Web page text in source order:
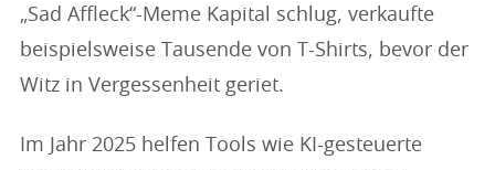
„Sad Affleck“-Meme Kapital schlug, verkaufte
beispielsweise Tausende von T-Shirts, bevor der
Witz in Vergessenheit geriet.
Im Jahr 2025 helfen Tools wie KI-gesteuerte